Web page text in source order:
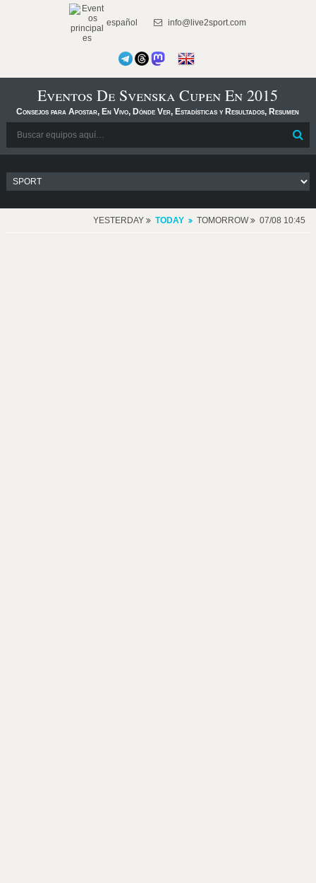
español info@live2sport.com
Eventos De Svenska Cupen En 2015
Consejos para Apostar, En Vivo, Dónde Ver, Estadísticas y Resultados, Resumen
YESTERDAY TODAY TOMORROW 07/08 10:45